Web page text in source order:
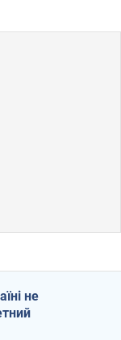
не